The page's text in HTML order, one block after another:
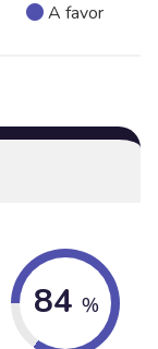
A favor
84 %